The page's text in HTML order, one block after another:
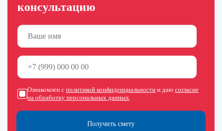
консультацию
Получить смету
Ознакомлен с политикой конфиденциальности и даю согласие
на обработку персональных данных.